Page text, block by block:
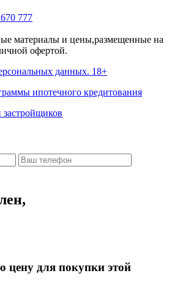
777
материалы и цены,размещенные на
офертой.
данных. 18+
ипотечного кредитования
цену для покупки этой